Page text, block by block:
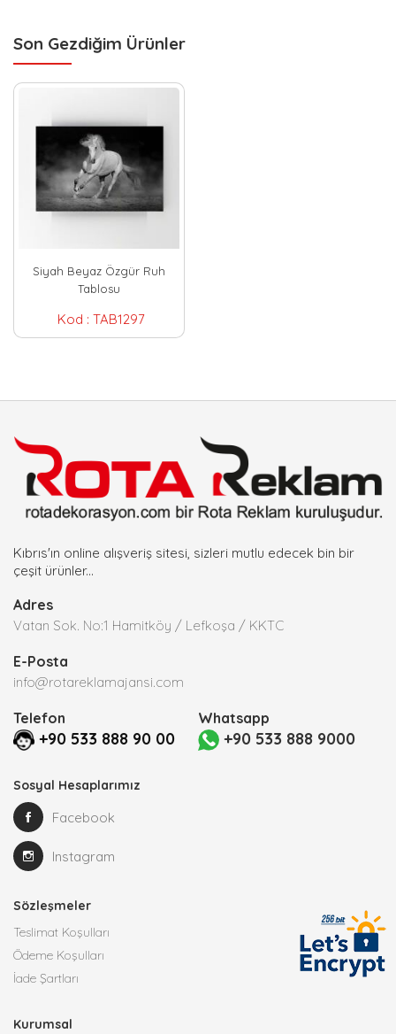
Son Gezdiğim Ürünler
Siyah Beyaz Özgür Ruh
Tablosu
Kod : TAB1297
Kıbrıs'ın online alışveriş sitesi, sizleri mutlu edecek bin bir
çeşit ürünler...
Adres
Vatan Sok. No:1 Hamitköy / Lefkoşa / KKTC
E-Posta
info@rotareklamajansi.com
Telefon
+90 533 888 90 00
Whatsapp
+90 533 888 9000
Sosyal Hesaplarımız
Facebook
Instagram
Sözleşmeler
Teslimat Koşulları
Ödeme Koşulları
İade Şartları
Kurumsal